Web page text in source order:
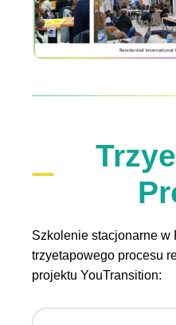
Szkolenie stacjonarne w
trzyetapowego procesu
projektu YouTransition: